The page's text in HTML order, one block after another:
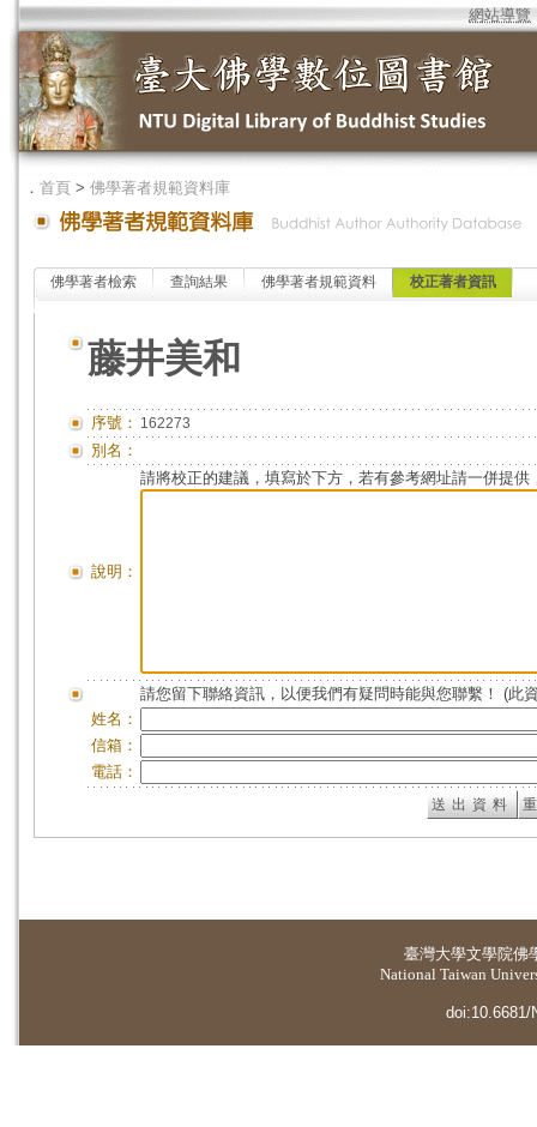
網站導覽
． 首頁 > 佛學著者規範資料庫
佛學著者檢索 查詢結果 佛學著者規範資料 校正著者資訊
藤井美和
序號： 162273
別名：
說明：
請將校正的建議，填寫於下方，若有參考網址請一併提供
請您留下聯絡資訊，以便我們有疑問時能與您聯繫！ (此
姓名：
信箱：
電話：
臺灣大學文學院佛
National Taiwan
doi:10.6681/